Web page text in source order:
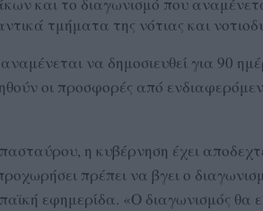
τμήματα της νότιας και
να δημοσιευθεί για 90
οι προσφορές από
η κυβέρνηση έχει
πρέπει να βγει ο
εφημερίδα. «Ο διαγωνισμός θα